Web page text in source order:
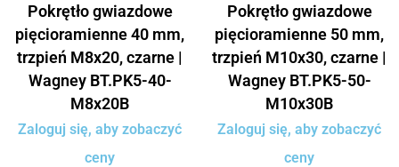
Pokrętło gwiazdowe
pięcioramienne 40 mm,
trzpień M8x20, czarne |
Wagney BT.PK5-40-
M8x20B
Zaloguj się, aby zobaczyć
ceny
Pokrętło gwiazdowe
pięcioramienne 50 mm,
trzpień M10x30, czarne |
Wagney BT.PK5-50-
M10x30B
Zaloguj się, aby zobaczyć
ceny